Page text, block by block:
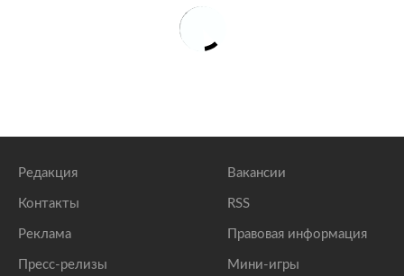
Редакция
Контакты
Реклама
Пресс-релизы
Вакансии
RSS
Правовая информация
Мини-игры